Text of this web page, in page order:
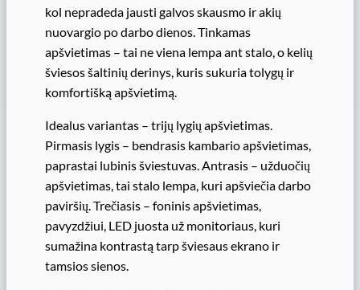
kol nepradeda jausti galvos skausmo ir akių
nuovargio po darbo dienos. Tinkamas
apšvietimas – tai ne viena lempa ant stalo, o kelių
šviesos šaltinių derinys, kuris sukuria tolygų ir
komfortišką apšvietimą.
Idealus variantas – trijų lygių apšvietimas.
Pirmasis lygis – bendrasis kambario apšvietimas,
paprastai lubinis šviestuvas. Antrasis – užduočių
apšvietimas, tai stalo lempa, kuri apšviečia darbo
paviršių. Trečiasis – foninis apšvietimas,
pavyzdžiui, LED juosta už monitoriaus, kuri
sumažina kontrastą tarp šviesaus ekrano ir
tamsios sienos.